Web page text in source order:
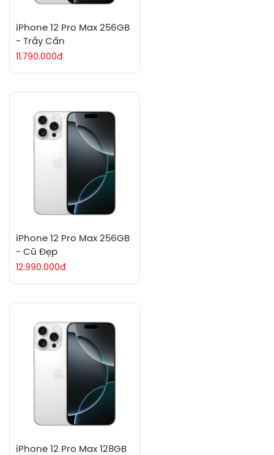
iPhone 12 Pro Max 256GB
- Trầy Cấn
11.790.000đ
iPhone 12 Pro Max 256GB
- Cũ Đẹp
12.990.000đ
iPhone 12 Pro Max 128GB